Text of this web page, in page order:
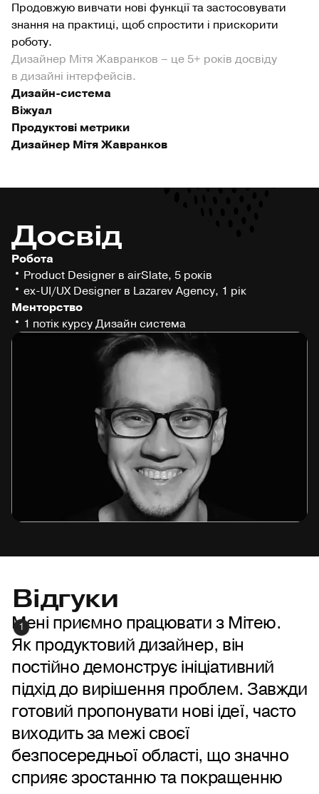
Продовжую вивчати нові функції та застосовувати
знання на практиці, щоб спростити і прискорити
роботу.
Дизайнер Мітя Жавранков – це 5+ років досвіду
в дизайні інтерфейсів.
Дизайн-система
Віжуал
Продуктові метрики
Дизайнер Мітя Жавранков
Досвід
Робота
Product Designer в airSlate, 5 років
ex-UI/UX Designer в Lazarev Agency, 1 рік
Менторство
1 потік курсу Дизайн система
Відгуки
Мені приємно працювати з Мітею.
Як продуктовий дизайнер, він
постійно демонструє ініціативний
підхід до вирішення проблем. Завжди
готовий пропонувати нові ідеї, часто
виходить за межі своєї
безпосередньої області, що значно
сприяє зростанню та покращенню
1